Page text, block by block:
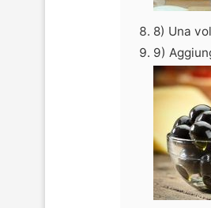
8) Una
9)